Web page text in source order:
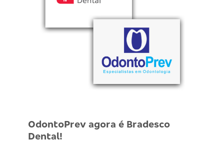
OdontoPrev agora é Bradesco
Dental!